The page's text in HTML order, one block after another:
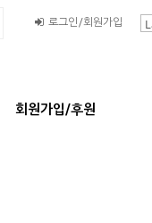
로그인/회원가입
회원가입/후원